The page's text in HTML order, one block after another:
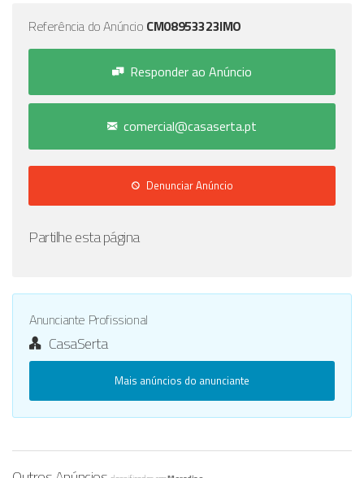
Referência do Anúncio CM08953323IMO
Responder ao Anúncio
comercial@casaserta.pt
Denunciar Anúncio
Partilhe esta página
Anunciante Profissional
CasaSerta
Mais anúncios do anunciante